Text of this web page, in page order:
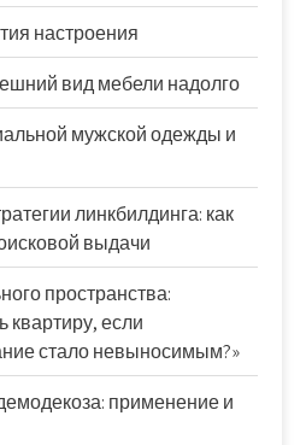
настроения
вид мебели надолго
мужской одежды и
линкбилдинга: как
выдачи
пространства:
квартиру, если
стало невыносимым?»
применение и